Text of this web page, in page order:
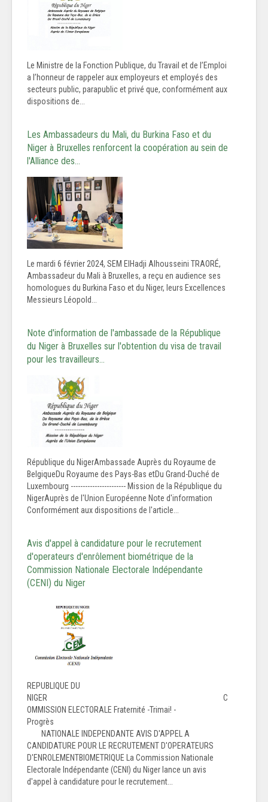
Le Ministre de la Fonction Publique, du Travail et de l’Emploi
a l’honneur de rappeler aux employeurs et employés des
secteurs public, parapublic et privé que, conformément aux
dispositions de...
Les Ambassadeurs du Mali, du Burkina Faso et du
Niger à Bruxelles renforcent la coopération au sein de
l'Alliance des…
Le mardi 6 février 2024, SEM ElHadji Alhousseini TRAORÉ,
Ambassadeur du Mali à Bruxelles, a reçu en audience ses
homologues du Burkina Faso et du Niger, leurs Excellences
Messieurs Léopold...
Note d'information de l'ambassade de la République
du Niger à Bruxelles sur l'obtention du visa de travail
pour les travailleurs…
République du NigerAmbassade Auprès du Royaume de
BelgiqueDu Royaume des Pays-Bas etDu Grand-Duché de
Luxembourg ----------------------- Mission de la République du
NigerAuprès de l'Union Européenne Note d'information
Conformément aux dispositions de l'article...
Avis d'appel à candidature pour le recrutement
d'operateurs d'enrôlement biométrique de la
Commission Nationale Electorale Indépendante
(CENI) du Niger
REPUBLIQUE DU
NIGER C
OMMISSION ELECTORALE Fraternité -Trimai! -
Progrès
NATIONALE INDEPENDANTE AVIS D'APPEL A
CANDIDATURE POUR LE RECRUTEMENT D'OPERATEURS
D'ENROLEMENTBIOMETRIQUE La Commission Nationale
Electorale Indépendante (CENI) du Niger lance un avis
d'appel à candidature pour le recrutement...